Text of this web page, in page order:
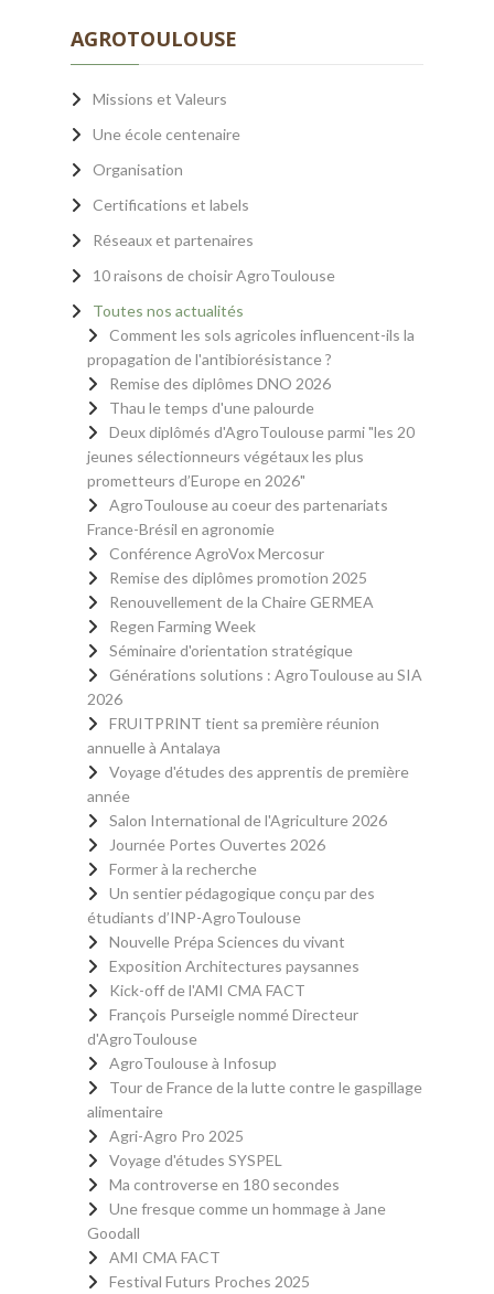
AGROTOULOUSE
Missions et Valeurs
Une école centenaire
Organisation
Certifications et labels
Réseaux et partenaires
10 raisons de choisir AgroToulouse
Toutes nos actualités
Comment les sols agricoles influencent-ils la
propagation de l'antibiorésistance ?
Remise des diplômes DNO 2026
Thau le temps d'une palourde
Deux diplômés d'AgroToulouse parmi "les 20
jeunes sélectionneurs végétaux les plus
prometteurs d’Europe en 2026"
AgroToulouse au coeur des partenariats
France-Brésil en agronomie
Conférence AgroVox Mercosur
Remise des diplômes promotion 2025
Renouvellement de la Chaire GERMEA
Regen Farming Week
Séminaire d'orientation stratégique
Générations solutions : AgroToulouse au SIA
2026
FRUITPRINT tient sa première réunion
annuelle à Antalaya
Voyage d'études des apprentis de première
année
Salon International de l'Agriculture 2026
Journée Portes Ouvertes 2026
Former à la recherche
Un sentier pédagogique conçu par des
étudiants d’INP-AgroToulouse
Nouvelle Prépa Sciences du vivant
Exposition Architectures paysannes
Kick-off de l'AMI CMA FACT
François Purseigle nommé Directeur
d'AgroToulouse
AgroToulouse à Infosup
Tour de France de la lutte contre le gaspillage
alimentaire
Agri-Agro Pro 2025
Voyage d'études SYSPEL
Ma controverse en 180 secondes
Une fresque comme un hommage à Jane
Goodall
AMI CMA FACT
Festival Futurs Proches 2025